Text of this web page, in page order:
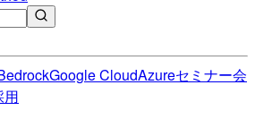
Google CloudAzureセミナー会
用